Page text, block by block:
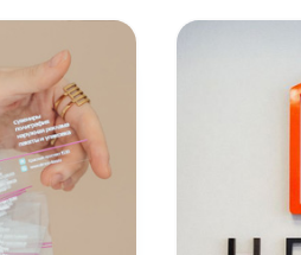
Нажимая на